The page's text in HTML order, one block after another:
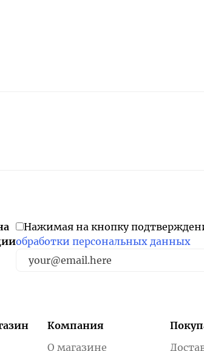
Нажимая на кнопку
обработки персональных данных
Компания
О магазине